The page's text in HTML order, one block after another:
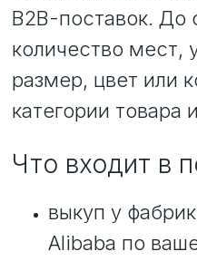
B2B-поставок. До
количество мест,
размер, цвет или
категории товара
Что входит в
выкуп у
Alibaba по